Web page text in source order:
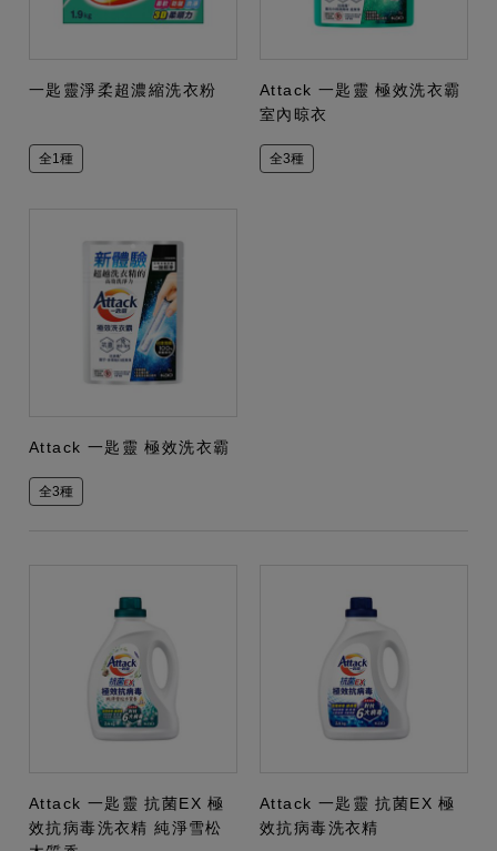
一匙靈淨柔超濃縮洗衣粉
全1種
Attack 一匙靈 極效洗衣霸
室內晾衣
全3種
Attack 一匙靈 極效洗衣霸
全3種
Attack 一匙靈 抗菌EX 極
效抗病毒洗衣精 純淨雪松
Attack 一匙靈 抗菌EX 極
效抗病毒洗衣精